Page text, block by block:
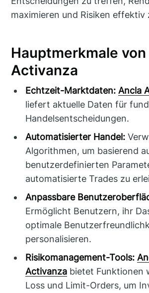
maximieren und Risiken effektiv
Hauptmerkmale
Activanza
Echtzeit-Marktdaten: Ancla
liefert aktuelle Daten für
Handelsentscheidungen.
Automatisierter Handel:
Algorithmen, um basierend
benutzerdefinierten
automatisierte Trades zu
Anpassbare
Ermöglicht Benutzern, ihr
optimale
personalisieren.
Risikomanagement-Tools:
Activanza bietet Funktionen
Loss und Limit-Orders, um